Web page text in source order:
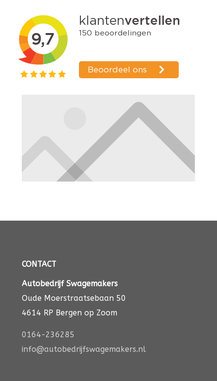
CONTACT
Autobedrijf Swagemakers
Oude Moerstraatsebaan 50
4614 RP Bergen op Zoom
0164-236285
info@autobedrijfswagemakers.nl